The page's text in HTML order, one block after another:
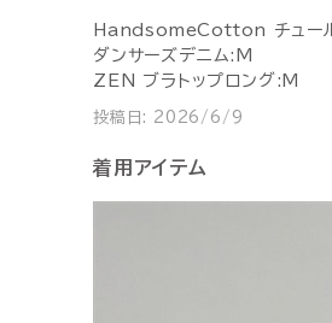
HandsomeCotton チュー
ダンサーズデニム:M
ZEN ブラトップロング:M
投稿日: 2026/6/9
着用アイテム